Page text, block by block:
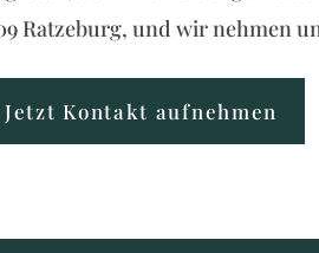
Ratzeburg, und wir nehmen
Jetzt Kontakt aufnehmen